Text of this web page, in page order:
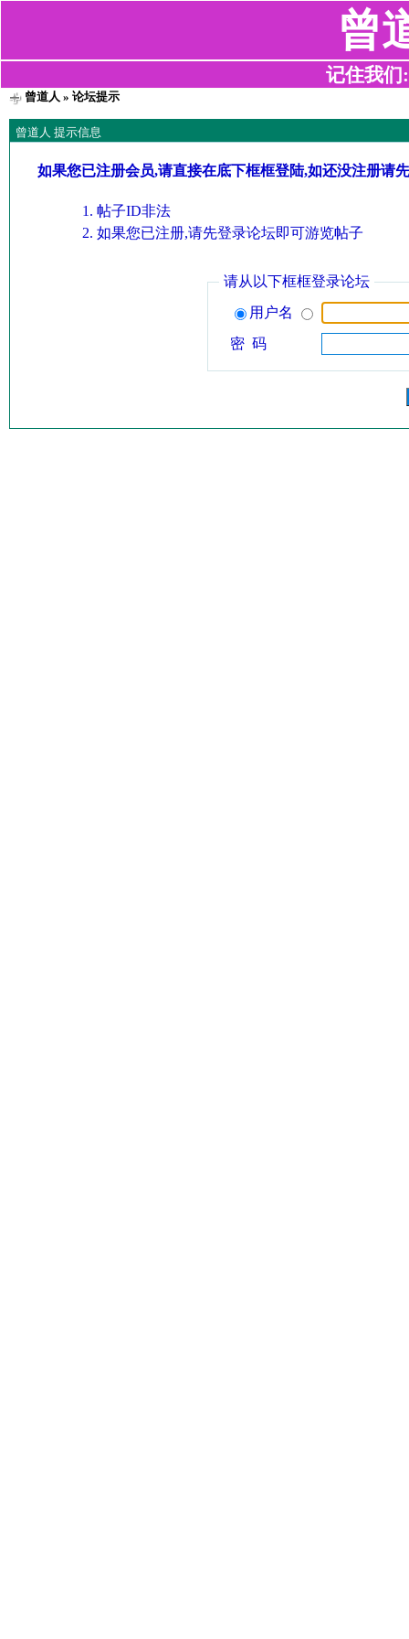
曾
记住我们
曾道人 » 论坛提示
曾道人 提示信息
如果您已注册会员,请直接在底下框框登陆,如还没注册请
帖子ID非法
如果您已注册,请先登录论坛即可游览帖子
请从以下框框登录论坛
用户名
密 码